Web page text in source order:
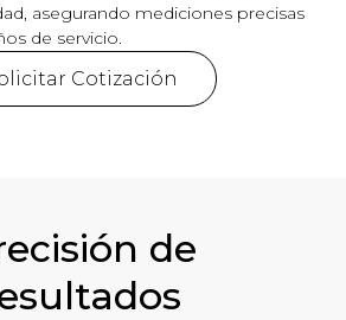
asegurando mediciones precisas
de servicio.
Cotización
de